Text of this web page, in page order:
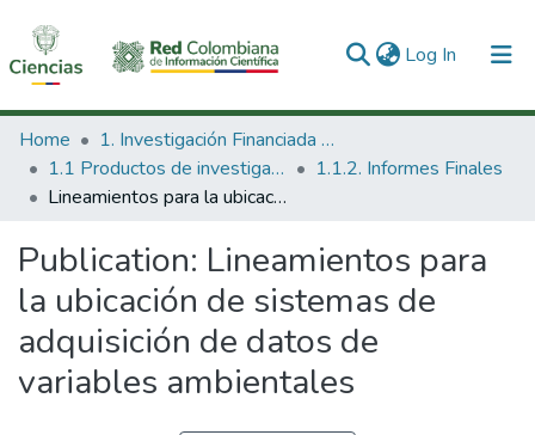
Log In (current)
Communities & Collections
All of DSpace
Home
1. Investigación Financiada con Recursos Públicos
1.1 Productos de investigación
1.1.2. Informes Finales
Lineamientos para la ubicación de sistemas de adquisición de datos de variables ambientales
Publication: Lineamientos para
la ubicación de sistemas de
adquisición de datos de
variables ambientales